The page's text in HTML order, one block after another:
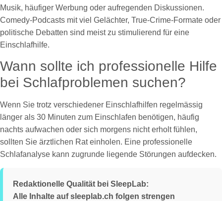
Musik, häufiger Werbung oder aufregenden Diskussionen.
Comedy-Podcasts mit viel Gelächter, True-Crime-Formate oder
politische Debatten sind meist zu stimulierend für eine
Einschlafhilfe.
Wann sollte ich professionelle Hilfe
bei Schlafproblemen suchen?
Wenn Sie trotz verschiedener Einschlafhilfen regelmässig
länger als 30 Minuten zum Einschlafen benötigen, häufig
nachts aufwachen oder sich morgens nicht erholt fühlen,
sollten Sie ärztlichen Rat einholen. Eine professionelle
Schlafanalyse kann zugrunde liegende Störungen aufdecken.
Redaktionelle Qualität bei SleepLab:
Alle Inhalte auf sleeplab.ch folgen strengen